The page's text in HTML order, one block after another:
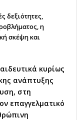
δεξιότητες,
,η
σκέψη και
κυρίως
ανάπτυξης
στη
επαγγελματικό